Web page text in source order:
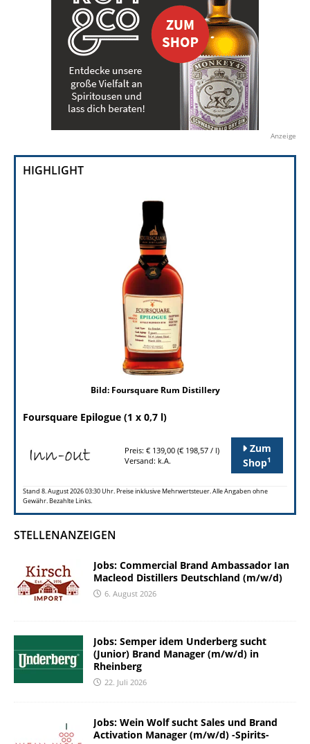
Anzeige
HIGHLIGHT
Bild: Foursquare Rum Distillery
Foursquare Epilogue (1 x 0,7 l)
Preis: € 139,00 (€ 198,57 / l)
Versand: k.A.
Zum
Shop1
Stand 8. August 2026 03:30 Uhr. Preise inklusive Mehrwertsteuer. Alle Angaben ohne
Gewähr. Bezahlte Links.
STELLENANZEIGEN
Jobs: Commercial Brand Ambassador Ian
Macleod Distillers Deutschland (m/w/d)
6. August 2026
Jobs: Semper idem Underberg sucht
(Junior) Brand Manager (m/w/d) in
Rheinberg
22. Juli 2026
Jobs: Wein Wolf sucht Sales und Brand
Activation Manager (m/w/d) -Spirits-